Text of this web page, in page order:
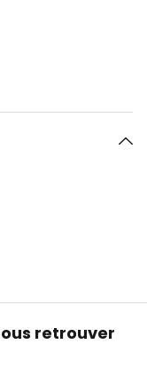
retrouver